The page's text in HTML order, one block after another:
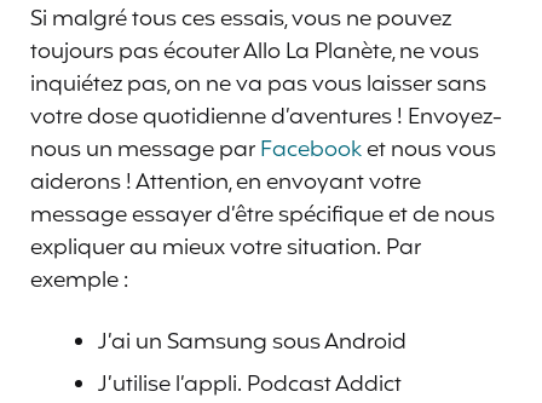
Si malgré tous ces essais, vous ne pouvez
toujours pas écouter Allo La Planète, ne vous
inquiétez pas, on ne va pas vous laisser sans
votre dose quotidienne d’aventures ! Envoyez-
nous un message parFacebooket nous vous
aiderons ! Attention, en envoyant votre
message essayer d’être spécifique et de nous
expliquer au mieux votre situation. Par
exemple :
J’ai un Samsung sous Android
J’utilise l’appli. Podcast Addict